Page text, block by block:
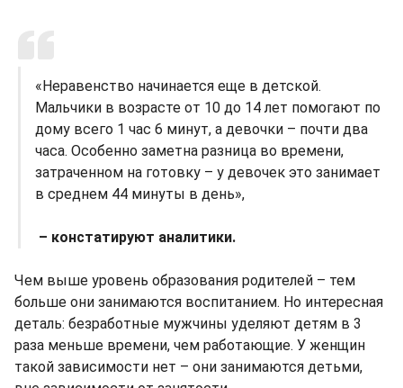
«Неравенство начинается еще в детской.
Мальчики в возрасте от 10 до 14 лет помогают по
дому всего 1 час 6 минут, а девочки – почти два
часа. Особенно заметна разница во времени,
затраченном на готовку – у девочек это занимает
в среднем 44 минуты в день»,
– констатируют аналитики.
Чем выше уровень образования родителей – тем
больше они занимаются воспитанием. Но интересная
деталь: безработные мужчины уделяют детям в 3
раза меньше времени, чем работающие. У женщин
такой зависимости нет – они занимаются детьми,